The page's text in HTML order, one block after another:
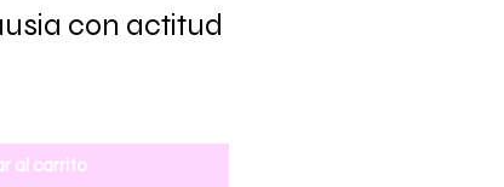
con actitud
al carrito